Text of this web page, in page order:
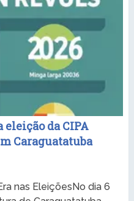
da CIPA
Caraguatatuba
nas EleiçõesNo dia 6